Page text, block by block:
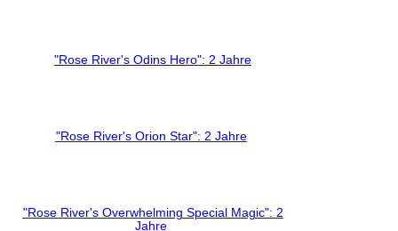
"Rose River's Odins Hero": 2 Jahre
"Rose River's Orion Star": 2 Jahre
"Rose River's Overwhelming Special Magic": 2
Jahre